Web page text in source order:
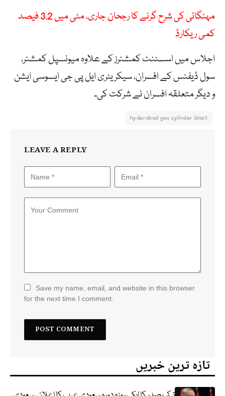
مہنگائی کی شرح گرنے کا رجحان جاری، مئی میں 3.2 فیصد
کمی ریکارڈ
اجلاس میں اسسٹنٹ کمشنرز کے علاوہ میونسپل کمشنر،
سول ڈیفنس کے افسران، سیکریٹری ایل پی جی ایسوسی ایشن
و دیگر متعلقہ افسران نے شرکت کی۔
hyderabad gas cylinder blast
LEAVE A REPLY
Save my name, email, and website in this browser
for the next time I comment.
تازہ ترین خبریں